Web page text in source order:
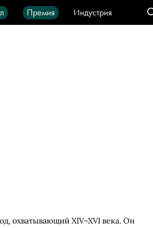
Премия
Индустрия
IT-продукты
охватывающий XIV–XVI века. Он